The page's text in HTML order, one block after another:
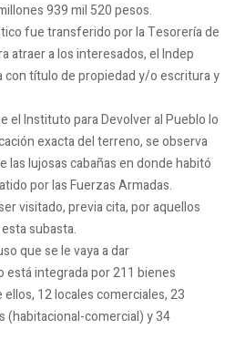
939 mil 520 pesos.
fue transferido por la Tesorería de
atraer a los interesados, el Indep
con título de propiedad y/o escritura y
el Instituto para Devolver al Pueblo lo
exacta del terreno, se observa
las lujosas cabañas en donde habitó
por las Fuerzas Armadas.
visitado, previa cita, por aquellos
subasta.
que se le vaya a dar
está integrada por 211 bienes
12 locales comerciales, 23
(habitacional-comercial) y 34